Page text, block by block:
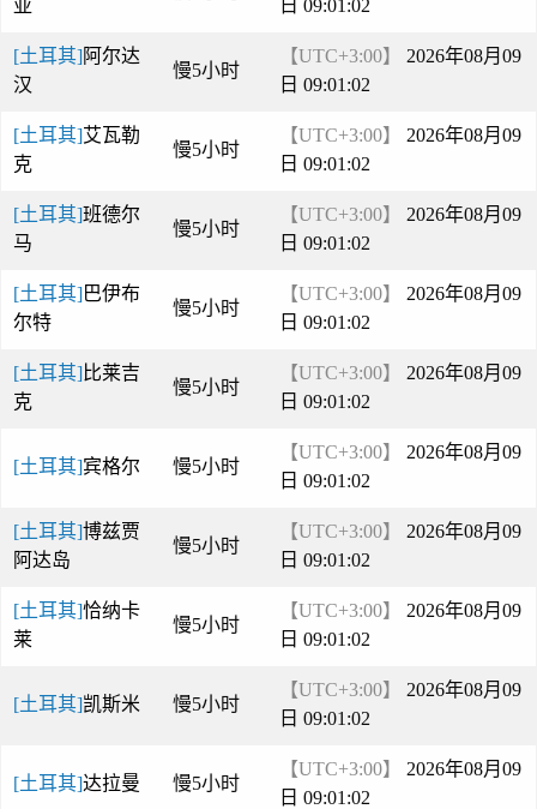
亚
日 09:01:02
[土耳其]阿尔达
汉
慢5小时
【UTC+3:00】
2026年08月09
日 09:01:02
[土耳其]艾瓦勒
克
慢5小时
【UTC+3:00】
2026年08月09
日 09:01:02
[土耳其]班德尔
马
慢5小时
【UTC+3:00】
2026年08月09
日 09:01:02
[土耳其]巴伊布
尔特
慢5小时
【UTC+3:00】
2026年08月09
日 09:01:02
[土耳其]比莱吉
克
慢5小时
【UTC+3:00】
2026年08月09
日 09:01:02
[土耳其]宾格尔 慢5小时
【UTC+3:00】
2026年08月09
日 09:01:02
[土耳其]博兹贾
阿达岛
慢5小时
【UTC+3:00】
2026年08月09
日 09:01:02
[土耳其]恰纳卡
莱
慢5小时
【UTC+3:00】
2026年08月09
日 09:01:02
[土耳其]凯斯米 慢5小时
【UTC+3:00】
2026年08月09
日 09:01:02
[土耳其]达拉曼 慢5小时
【UTC+3:00】
2026年08月09
日 09:01:02